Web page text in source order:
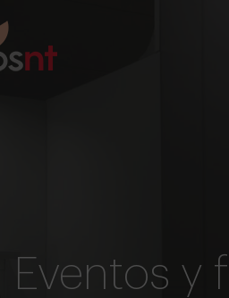
Eventos y